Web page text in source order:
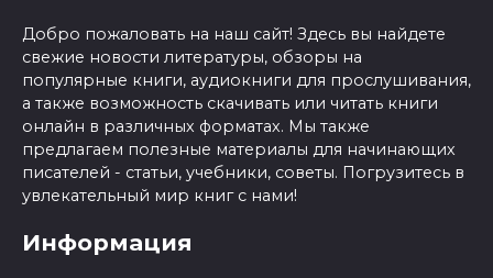
Добро пожаловать на наш сайт! Здесь вы найдете
свежие новости литературы, обзоры на
популярные книги, аудиокниги для прослушивания,
а также возможность скачивать или читать книги
онлайн в различных форматах. Мы также
предлагаем полезные материалы для начинающих
писателей - статьи, учебники, советы. Погрузитесь в
увлекательный мир книг с нами!
Информация